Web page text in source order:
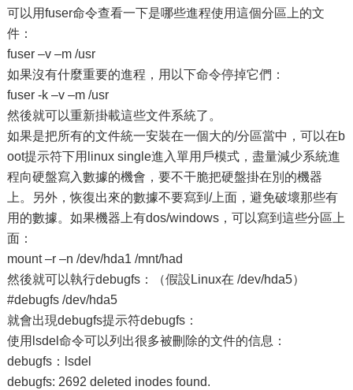
可以用fuser命令查看一下是哪些進程使用這個分區上的文
件：
fuser –v –m /usr
如果沒有什麼重要的進程，用以下命令停掉它們：
fuser -k –v –m /usr
然後就可以重新掛載這些文件系統了。
如果是把所有的文件統一安裝在一個大的/分區當中，可以在b
oot提示符下用linux single進入單用戶模式，盡量減少系統進
程向硬盤寫入數據的機會，要不干脆把硬盤掛在別的機器
上。另外，恢復出來的數據不要寫到/上面，避免破壞那些有
用的數據。如果機器上有dos/windows，可以寫到這些分區上
面：
mount –r –n /dev/hda1 /mnt/had
然後就可以執行debugfs：（假設Linux在 /dev/hda5）
#debugfs /dev/hda5
就會出現debugfs提示符debugfs：
使用lsdel命令可以列出很多被刪除的文件的信息：
debugfs：lsdel
debugfs: 2692 deleted inodes found.